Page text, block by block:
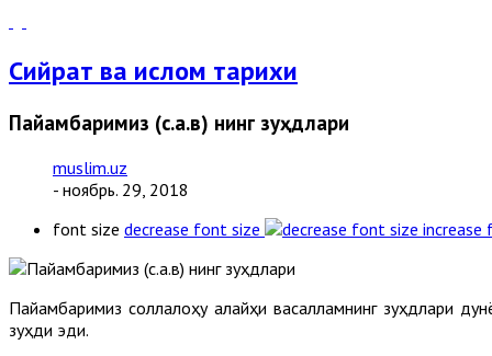
Сийрат ва ислом тарихи
Пайғамбаримиз (с.а.в) нинг зуҳдлари
muslim.uz
- ноябрь. 29, 2018
font size decrease font size increase
Пайғамбаримиз соллалоҳу алайҳи васалламнинг зуҳдлари
зуҳди эди.